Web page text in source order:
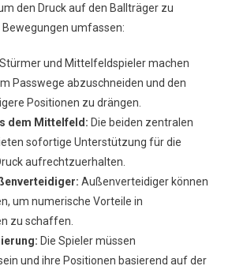
den Druck auf den Ballträger zu
umfassen:
Stürmer und Mittelfeldspieler machen
Passwege abzuschneiden und den
Positionen zu drängen.
dem Mittelfeld: Die beiden zentralen
sofortige Unterstützung für die
aufrechtzuerhalten.
Außenverteidiger können
um numerische Vorteile in
zu schaffen.
Die Spieler müssen
und ihre Positionen basierend auf der